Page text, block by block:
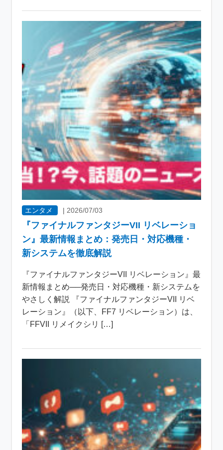
エンタメ | 2026/07/03
『ファイナルファンタジーVII リベレーショ
ン』最新情報まとめ：発売日・対応機種・
新システムを徹底解説
『ファイナルファンタジーVII リベレーション』最
新情報まとめ──発売日・対応機種・新システムを
やさしく解説 『ファイナルファンタジーVII リベ
レーション』（以下、FF7 リベレーション）は、
「FFVII リメイクシリ […]